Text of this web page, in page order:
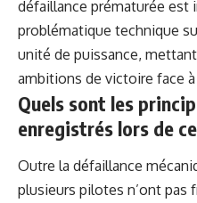
défaillance prématurée est
problématique technique
unité de puissance,
ambitions de victoire face
Quels sont les
enregistrés lors de
Outre la défaillance
plusieurs pilotes n’ont pas